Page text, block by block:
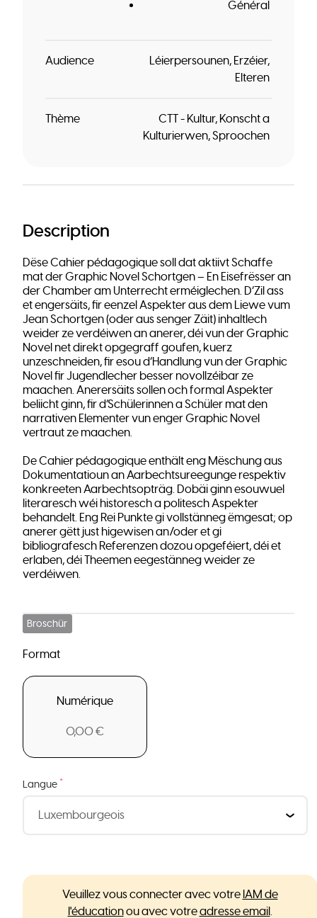
Général
Audience Léierpersounen Erzéier
Elteren
Thème
CTT - Kultur, Konscht a
Kulturierwen Sproochen
Description
Dëse Cahier pédagogique soll dat aktiivt Schaffe
mat der Graphic Novel Schortgen – En Eisefrësser an
der Chamber am Unterrecht erméiglechen. D‘Zil ass
et engersäits, fir eenzel Aspekter aus dem Liewe vum
Jean Schortgen (oder aus senger Zäit) inhaltlech
weider ze verdéiwen an anerer, déi vun der Graphic
Novel net direkt opgegraff goufen, kuerz
unzeschneiden, fir esou d’Handlung vun der Graphic
Novel fir Jugendlecher besser novollzéibar ze
maachen. Anerersäits sollen och formal Aspekter
beliicht ginn, fir d’Schülerinnen a Schüler mat den
narrativen Elementer vun enger Graphic Novel
vertraut ze maachen.
De Cahier pédagogique enthält eng Mëschung aus
Dokumentatioun an Aarbechtsureegunge respektiv
konkreeten Aarbechtsopträg. Dobäi ginn esouwuel
literaresch wéi historesch a politesch Aspekter
behandelt. Eng Rei Punkte gi vollstänneg ëmgesat; op
anerer gëtt just higewisen an/oder et gi
bibliografesch Referenzen dozou opgeféiert, déi et
erlaben, déi Theemen eegestänneg weider ze
verdéiwen.
Broschür
Format
Numérique
0,00 €
Langue *
Veuillez vous connecter avec votre IAM de
l'éducationou avec votreadresse email.